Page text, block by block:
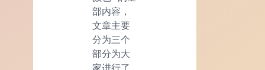
部内容，
文章主要
分为三个
部分为大